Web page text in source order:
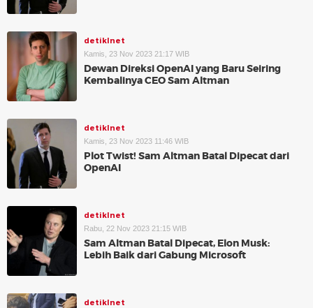
detikInet
Kamis, 23 Nov 2023 21:17 WIB
Dewan Direksi OpenAI yang Baru Seiring
Kembalinya CEO Sam Altman
detikInet
Kamis, 23 Nov 2023 11:46 WIB
Plot Twist! Sam Altman Batal Dipecat dari
OpenAI
detikInet
Rabu, 22 Nov 2023 21:15 WIB
Sam Altman Batal Dipecat, Elon Musk:
Lebih Baik dari Gabung Microsoft
detikInet